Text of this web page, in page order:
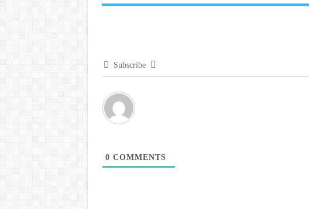
Subscribe
0 COMMENTS